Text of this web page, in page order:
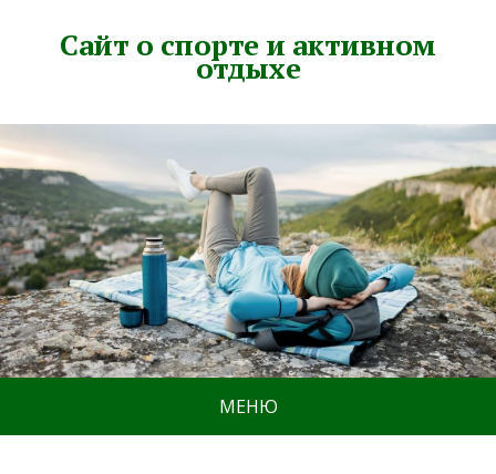
Сайт о спорте и активном
отдыхе
МЕНЮ